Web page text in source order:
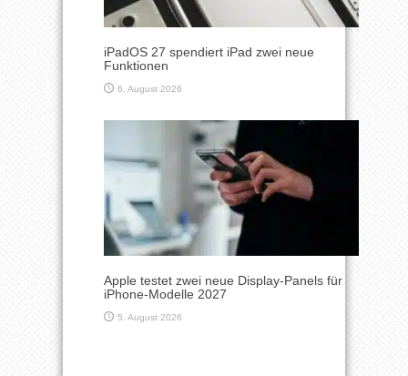
iPadOS 27 spendiert iPad zwei neue
Funktionen
6. August 2026
Apple testet zwei neue Display-Panels für
iPhone-Modelle 2027
5. August 2026